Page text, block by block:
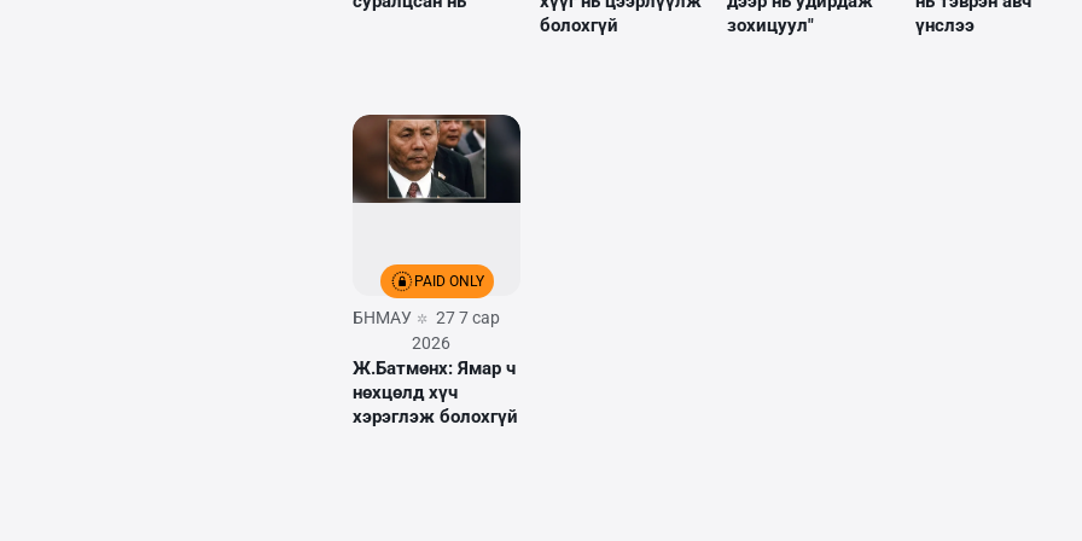
болохгүй
зохицуул"
үнслээ
PAID ONLY
БНМАУ
27 7 сар
2026
Ж.Батмөнх: Ямар ч
нөхцөлд хүч
хэрэглэж болохгүй